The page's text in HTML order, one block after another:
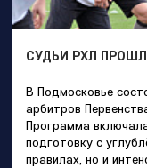
СУДЬИ РХЛ
В Подмосковье
арбитров
Программа
подготовку с
правилах, но и